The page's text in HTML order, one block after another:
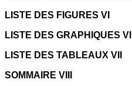
LISTE DES FIGURES VI
LISTE DES GRAPHIQUES VI
LISTE DES TABLEAUX VII
SOMMAIRE VIII